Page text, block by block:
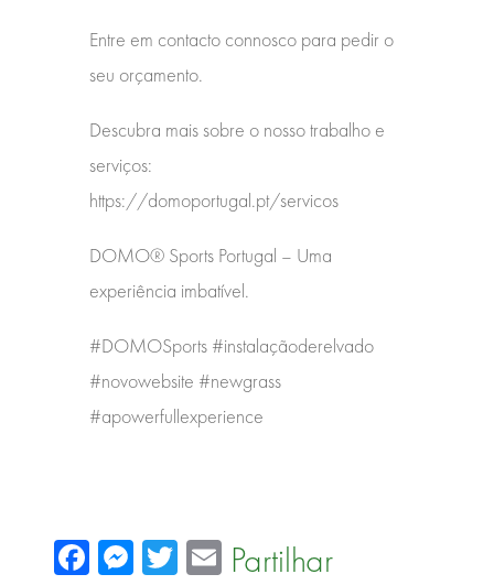
Entre em contacto connosco para pedir o
seu orçamento.
Descubra mais sobre o nosso trabalho e
serviços:
https://domoportugal.pt/servicos
DOMO® Sports Portugal – Uma
experiência imbatível.
#DOMOSports #instalaçãoderelvado
#novowebsite #newgrass
#apowerfullexperience
Facebook
Messenger
Twitter
Email
Partilhar